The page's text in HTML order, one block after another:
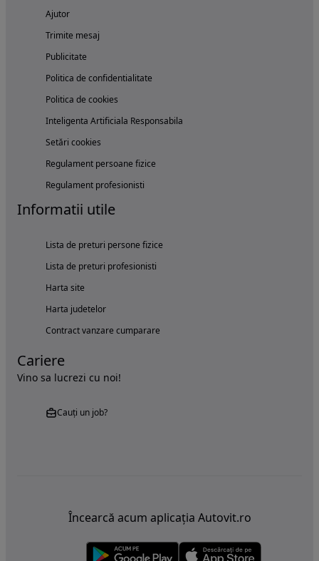
Ajutor
Trimite mesaj
Publicitate
Politica de confidentialitate
Politica de cookies
Inteligenta Artificiala Responsabila
Setări cookies
Regulament persoane fizice
Regulament profesionisti
Informatii utile
Lista de preturi persone fizice
Lista de preturi profesionisti
Harta site
Harta judetelor
Contract vanzare cumparare
Cariere
Vino sa lucrezi cu noi!
Cauți un job?
Încearcă acum aplicația Autovit.ro